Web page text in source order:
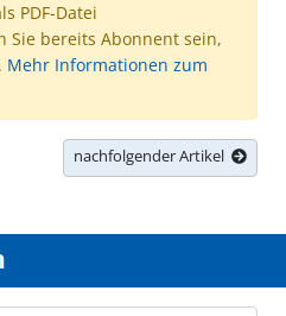
PDF-Datei
Sie bereits Abonnent sein,
Mehr Informationen zum
nachfolgender Artikel